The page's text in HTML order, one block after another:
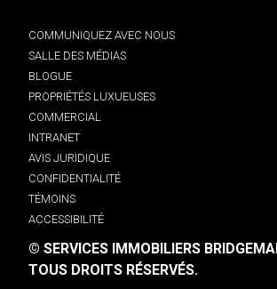
COMMUNIQUEZ AVEC NOUS
SALLE DES MÉDIAS
BLOGUE
PROPRIÉTÉS LUXUEUSES
COMMERCIAL
INTRANET
AVIS JURIDIQUE
CONFIDENTIALITÉ
TÉMOINS
ACCESSIBILITÉ
© SERVICES IMMOBILIERS
TOUS DROITS RÉSERVÉS.